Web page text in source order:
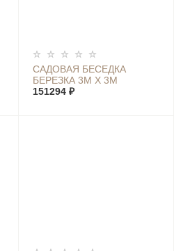
САДОВАЯ БЕСЕДКА
БЕРЕЗКА 3М Х 3М
151294 ₽